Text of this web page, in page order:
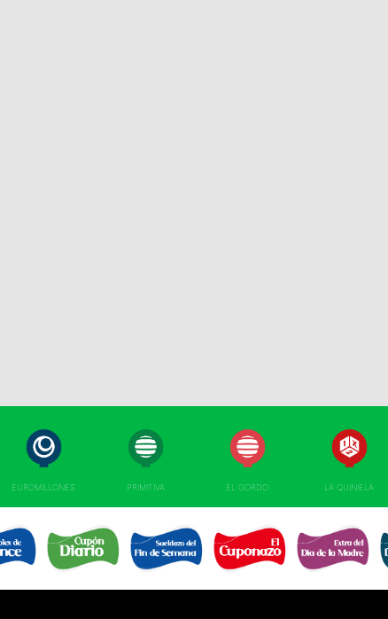
EUROMILLONES PRIMITIVA EL GORDO LA QUINIELA
EL SUELDAZO DEL